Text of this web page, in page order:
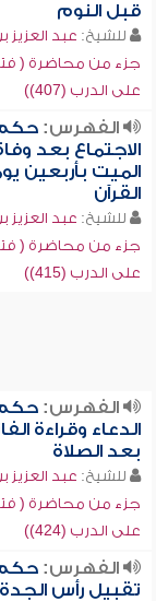
قبل النوم
للشيخ: عبد العزيز
جزء من محاضرة (
على الدرب (407))
الفهرس:
الاجتماع بعد
الميت بأربعين
القرآن
للشيخ: عبد العزيز
جزء من محاضرة (
على الدرب (415))
الفهرس:
الدعاء وقراءة
بعد الصلاة
للشيخ: عبد العزيز
جزء من محاضرة (
على الدرب (424))
الفهرس:
تقبيل رأس الجدة